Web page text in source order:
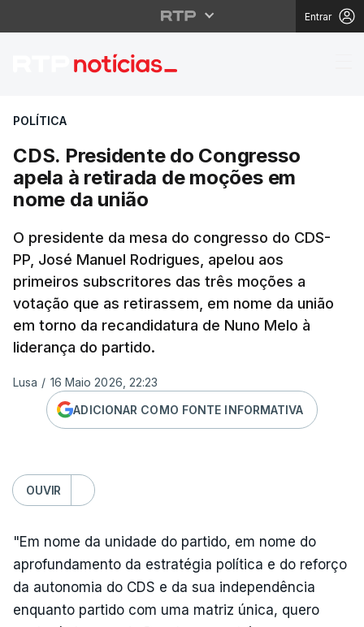
Entrar
CDS. Presidente do
POLÍTICA
CDS. Presidente do Congresso
apela à retirada de moções em
nome da união
O presidente da mesa do congresso do CDS-
PP, José Manuel Rodrigues, apelou aos
primeiros subscritores das três moções a
votação que as retirassem, em nome da união
em torno da recandidatura de Nuno Melo à
liderança do partido.
Lusa / 16 Maio 2026, 22:23
ADICIONAR COMO FONTE INFORMATIVA
OUVIR
"Em nome da unidade do partido, em nome do
aprofundamento da estratégia política e do reforço
da autonomia do CDS e da sua independência
enquanto partido com uma matriz única, quero